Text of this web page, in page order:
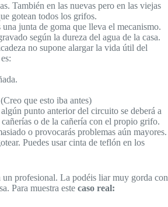
También en las nuevas pero en las viejas
gotean todos los grifos.
una junta de goma que lleva el mecanismo.
según la dureza del agua de la casa.
no supone alargar la vida útil del
que esto iba antes)
punto anterior del circuito se deberá a
o de la cañería con el propio grifo.
o provocarás problemas aún mayores.
Puedes usar cinta de teflón en los
un profesional. La podéis liar muy gorda con
Para muestra este caso real: